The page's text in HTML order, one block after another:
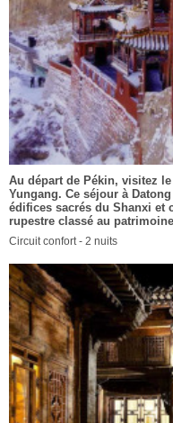
Au départ de Pékin, visitez
Yungang. Ce séjour à
édifices sacrés du Shanxi et
rupestre classé au
Circuit confort - 2 nuits